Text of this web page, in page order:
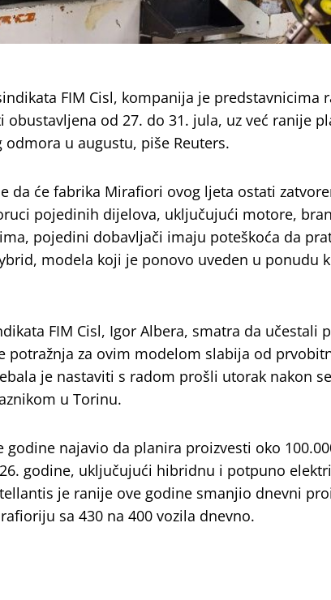
FIM Cisl, kompanija je predstavnicima
od 27. do 31. jula, uz već ranije
u augustu, piše Reuters.
da će fabrika Mirafiori ovog ljeta ostati
pojedinih dijelova, uključujući motore,
pojedini dobavljači imaju poteškoća da
modela koji je ponovo uveden u ponudu
FIM Cisl, Igor Albera, smatra da učestali
potražnja za ovim modelom slabija od
je nastaviti s radom prošli utorak nakon
u Torinu.
najavio da planira proizvesti oko
godine, uključujući hibridnu i potpuno
je ranije ove godine smanjio dnevni
sa 430 na 400 vozila dnevno.